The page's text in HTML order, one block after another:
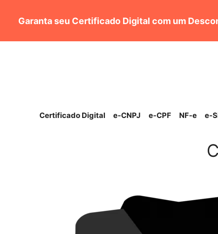
conteúdo
Garanta seu Certificado Digital com um
Certificado Digital e-CNPJ e-CPF NF-e e-